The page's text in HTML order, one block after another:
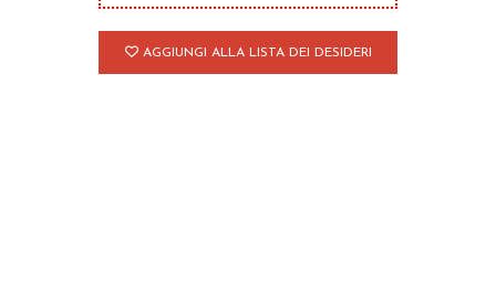
AGGIUNGI ALLA LISTA DEI DESIDERI